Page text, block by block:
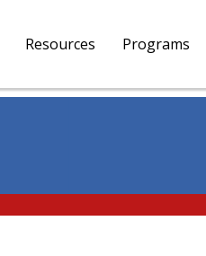
Resources Programs